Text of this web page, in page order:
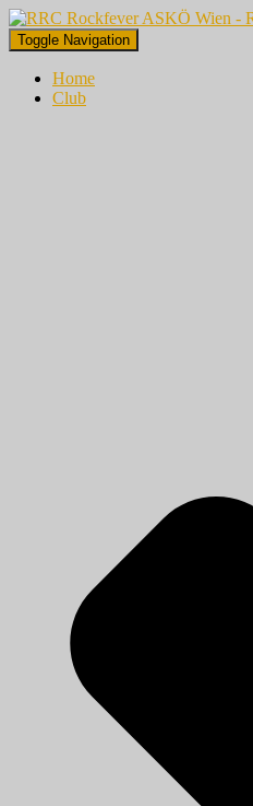
Toggle Navigation
Home
Club